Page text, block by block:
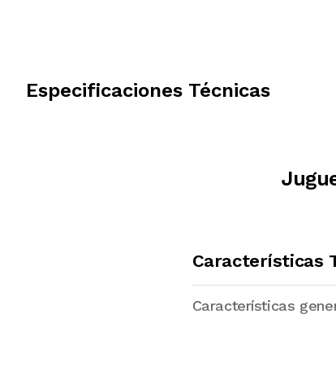
Especificaciones Técnicas
Características
Características